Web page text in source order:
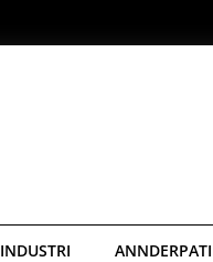
INDUSTRI ANNDERPATI